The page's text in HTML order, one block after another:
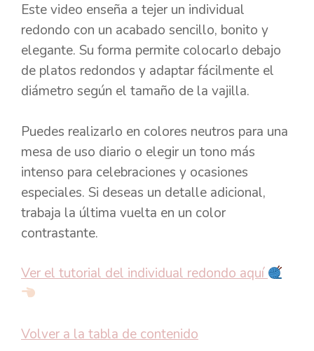
Este video enseña a tejer un individual
redondo con un acabado sencillo, bonito y
elegante. Su forma permite colocarlo debajo
de platos redondos y adaptar fácilmente el
diámetro según el tamaño de la vajilla.
Puedes realizarlo en colores neutros para una
mesa de uso diario o elegir un tono más
intenso para celebraciones y ocasiones
especiales. Si deseas un detalle adicional,
trabaja la última vuelta en un color
contrastante.
Ver el tutorial del individual redondo aquí
Volver a la tabla de contenido